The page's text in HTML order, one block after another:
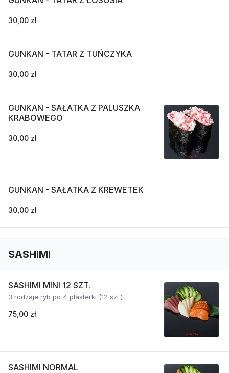
30,00 zł
GUNKAN - TATAR Z TUŃCZYKA
30,00 zł
GUNKAN - SAŁATKA Z PALUSZKA
KRABOWEGO
30,00 zł
GUNKAN - SAŁATKA Z KREWETEK
30,00 zł
SASHIMI
SASHIMI MINI 12 SZT.
3 rodzaje ryb po 4 plasterki (12 szt.)
75,00 zł
SASHIMI NORMAL